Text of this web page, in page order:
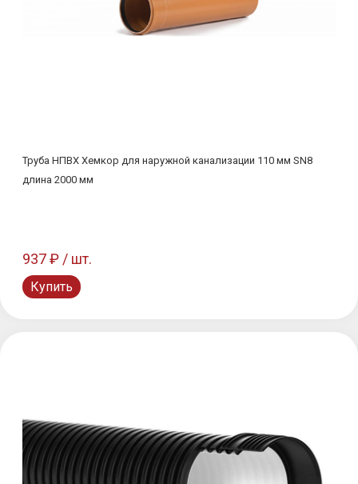
Труба НПВХ Хемкор для наружной канализации 110 мм SN8
длина 2000 мм
937 ₽ / шт.
Купить